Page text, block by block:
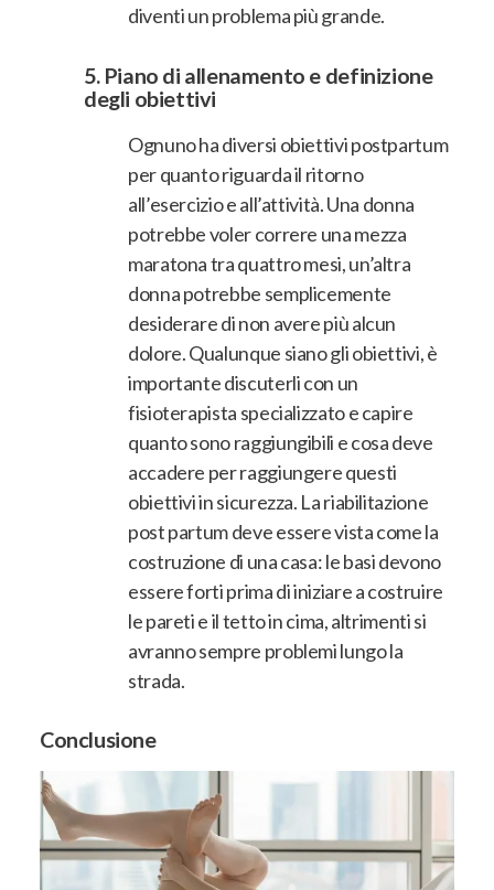
diventi un problema più grande.
5. Piano di allenamento e definizione
degli obiettivi
Ognuno ha diversi obiettivi postpartum
per quanto riguarda il ritorno
all’esercizio e all’attività. Una donna
potrebbe voler correre una mezza
maratona tra quattro mesi, un’altra
donna potrebbe semplicemente
desiderare di non avere più alcun
dolore. Qualunque siano gli obiettivi, è
importante discuterli con un
fisioterapista specializzato e capire
quanto sono raggiungibili e cosa deve
accadere per raggiungere questi
obiettivi in ​​sicurezza. La riabilitazione
post partum deve essere vista come la
costruzione di una casa: le basi devono
essere forti prima di iniziare a costruire
le pareti e il tetto in cima, altrimenti si
avranno sempre problemi lungo la
strada.
Conclusione